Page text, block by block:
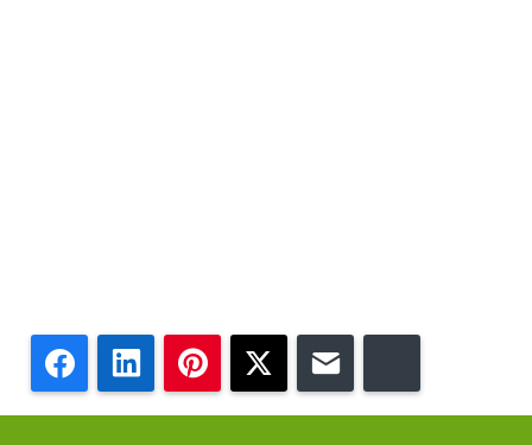
FacebookLinkedIn PinterestTwitter